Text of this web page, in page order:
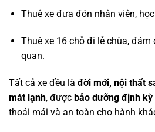
Thuê xe đưa đón nhân viên,
Thuê xe 16 chỗ đi lễ chùa,
quan.
Tất cả xe đều là đời mới, nội thất
mát lạnh, được bảo dưỡng định kỳ
thoải mái và an toàn cho hành